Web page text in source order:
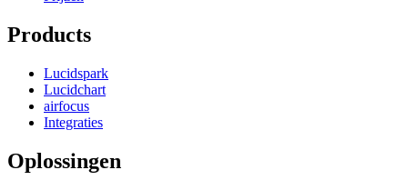
Products
Lucidspark
Lucidchart
airfocus
Integraties
Oplossingen